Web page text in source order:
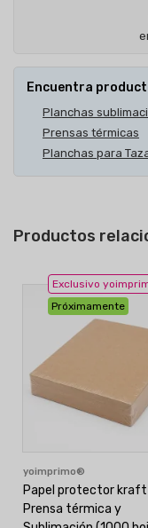
Encuentra
Planchas
Prensas térmicas
Planchas para
Productos
Exclusivo
Próximamente
yoimprimo®
Papel protector kraft
Prensa térmica y